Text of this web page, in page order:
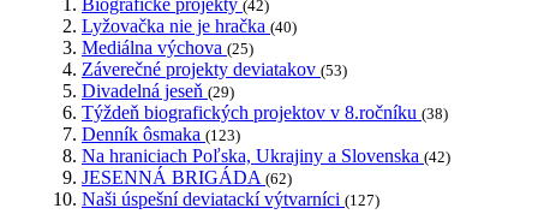
Biografické projekty (42)
Lyžovačka nie je hračka (40)
Mediálna výchova (25)
Záverečné projekty deviatakov (53)
Divadelná jeseň (29)
Týždeň biografických projektov v 8.ročníku (38)
Denník ôsmaka (123)
Na hraniciach Poľska, Ukrajiny a Slovenska (42)
JESENNÁ BRIGÁDA (62)
Naši úspešní deviatackí výtvarníci (127)